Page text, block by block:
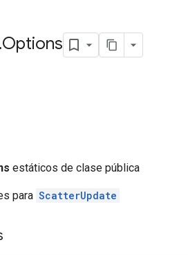
.Options
estáticos de clase pública
para ScatterUpdate